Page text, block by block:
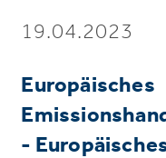
19.04.2023
Europäisches
-